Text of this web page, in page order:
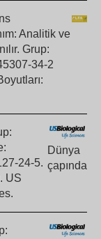
Analitik ve
Grup:
34-2
24-5.
US
Dünya
çapında